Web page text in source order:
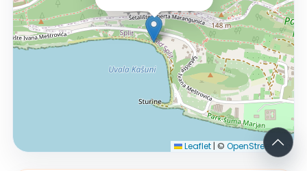
Leaflet | © OpenStreetMap